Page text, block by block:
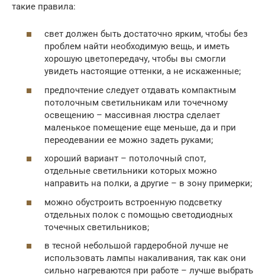
такие правила:
свет должен быть достаточно ярким, чтобы без
проблем найти необходимую вещь, и иметь
хорошую цветопередачу, чтобы вы смогли
увидеть настоящие оттенки, а не искаженные;
предпочтение следует отдавать компактным
потолочным светильникам или точечному
освещению – массивная люстра сделает
маленькое помещение еще меньше, да и при
переодевании ее можно задеть руками;
хороший вариант – потолочный спот,
отдельные светильники которых можно
направить на полки, а другие – в зону примерки;
можно обустроить встроенную подсветку
отдельных полок с помощью светодиодных
точечных светильников;
в тесной небольшой гардеробной лучше не
использовать лампы накаливания, так как они
сильно нагреваются при работе – лучше выбрать